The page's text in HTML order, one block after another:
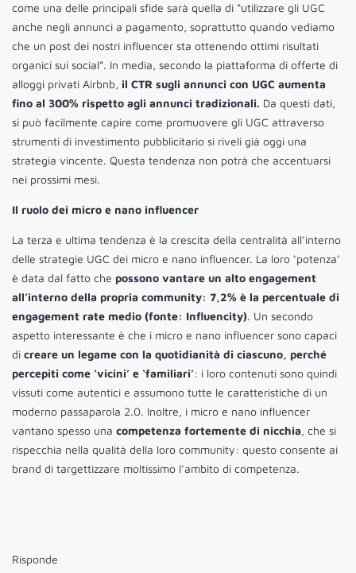
come una delle principali sfide sarà quella di “utilizzare gli UGC
anche negli annunci a pagamento, soprattutto quando vediamo
che un post dei nostri influencer sta ottenendo ottimi risultati
organici sui social”. In media, secondo la piattaforma di offerte di
alloggi privati ​​Airbnb, il CTR sugli annunci con UGC aumenta
fino al 300% rispetto agli annunci tradizionali. Da questi dati,
si può facilmente capire come promuovere gli UGC attraverso
strumenti di investimento pubblicitario si riveli già oggi una
strategia vincente. Questa tendenza non potrà che accentuarsi
nei prossimi mesi.
Il ruolo dei micro e nano influencer
La terza e ultima tendenza è la crescita della centralità all’interno
delle strategie UGC dei micro e nano influencer. La loro ‘potenza’
è data dal fatto che possono vantare un alto engagement
all’interno della propria community: 7,2% è la percentuale di
engagement rate medio (fonte: Influencity). Un secondo
aspetto interessante è che i micro e nano influencer sono capaci
di creare un legame con la quotidianità di ciascuno, perché
percepiti come ‘vicini’ e ‘familiari’: i loro contenuti sono quindi
vissuti come autentici e assumono tutte le caratteristiche di un
moderno passaparola 2.0. Inoltre, i micro e nano influencer
vantano spesso una competenza fortemente di nicchia, che si
rispecchia nella qualità della loro community: questo consente ai
brand di targettizzare moltissimo l’ambito di competenza.
Risponde